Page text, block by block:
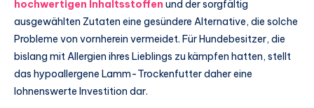
hochwertigen Inhaltsstoffen und der sorgfältig
ausgewählten Zutaten eine gesündere Alternative, die solche
Probleme von vornherein vermeidet. Für Hundebesitzer, die
bislang mit Allergien ihres Lieblings zu kämpfen hatten, stellt
das hypoallergene Lamm-Trockenfutter daher eine
lohnenswerte Investition dar.